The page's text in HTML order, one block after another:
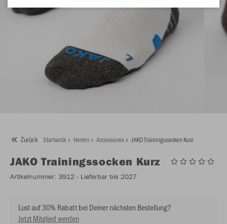
Zurück Startseite Herren Accessoires JAKO Trainingssocken Kurz
JAKO Trainingssocken Kurz
Artikelnummer: 3912 - Lieferbar bis 2027
Lust auf 30% Rabatt bei Deiner nächsten Bestellung?
Jetzt Mitglied werden